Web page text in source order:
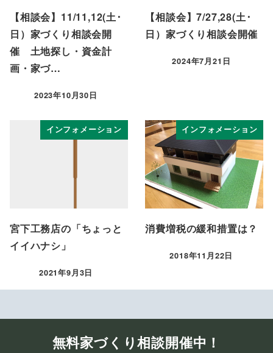
【相談会】11/11,12(土･
日）家づくり相談会開
催 土地探し・資金計
画・家づ…
投稿日
2023年10月30日
【相談会】7/27,28(土･
日）家づくり相談会開催
投稿日
2024年7月21日
インフォメーション
宮下工務店の「ちょっと
イイハナシ」
投稿日
2021年9月3日
インフォメーション
消費増税の緩和措置は？
投稿日
2018年11月22日
無料家づくり相談開催中！